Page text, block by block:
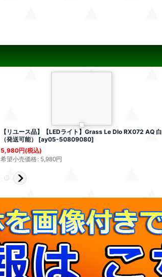
【リユース品】【LEDライト】Grass Le Dlo RX072 AQ 白
（発送可能）
[ay05-50809080]
5,980円(税込)
希望小売価格: 5,980円